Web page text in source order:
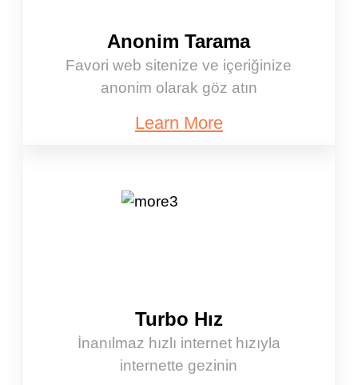
Anonim Tarama
Favori web sitenize ve içeriğinize
anonim olarak göz atın
Learn More
Turbo Hız
İnanılmaz hızlı internet hızıyla
internette gezinin